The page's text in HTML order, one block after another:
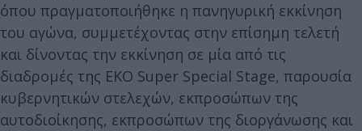
όπου πραγματοποιήθηκε η πανηγυρική εκκίνηση
του αγώνα, συμμετέχοντας στην επίσημη τελετή
και δίνοντας την εκκίνηση σε μία από τις
διαδρομές της ΕΚΟ Super Special Stage, παρουσία
κυβερνητικών στελεχών, εκπροσώπων της
αυτοδιοίκησης, εκπροσώπων της διοργάνωσης και